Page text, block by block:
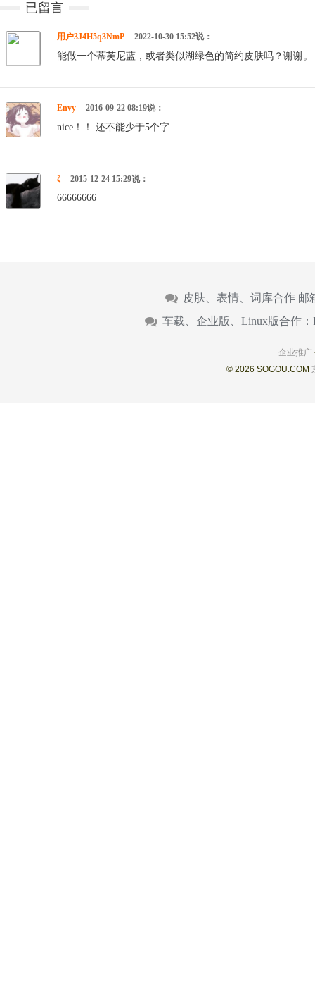
已留言
用户3J4H5q3NmP 2022-10-30 15:52说：
能做一个蒂芙尼蓝，或者类似湖绿色的简约皮肤吗？谢谢。
Envy 2016-09-22 08:19说：
nice！！ 还不能少于5个字
ζ 2015-12-24 15:29说：
66666666
皮肤、表情、词库合作 邮
车载、企业版、Linux版合作：
企业推广
© 2026 SOGOU.COM